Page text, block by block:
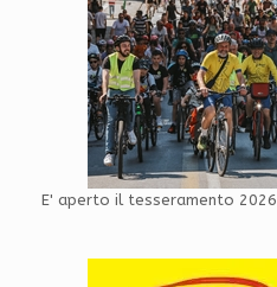
E' aperto il tesseramento 2026